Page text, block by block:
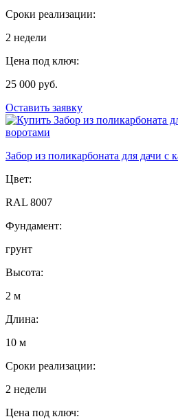
Сроки реализации:
2 недели
Цена под ключ:
25 000 руб.
Оставить заявку
Забор из поликарбоната для дачи с
Цвет:
RAL 8007
Фундамент:
грунт
Высота:
2 м
Длина:
10 м
Сроки реализации:
2 недели
Цена под ключ: